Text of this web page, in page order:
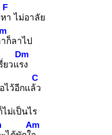
า
F
ไม่อาลัย
ก็ลาไป
ยวแรง
Dm
ไว้อีกแล้ว
C
ไม่เป็นไร
Am